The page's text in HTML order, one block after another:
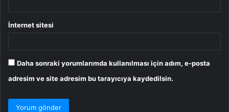
İnternet sitesi
Daha sonraki yorumlarımda kullanılması için adım, e-posta
adresim ve site adresim bu tarayıcıya kaydedilsin.